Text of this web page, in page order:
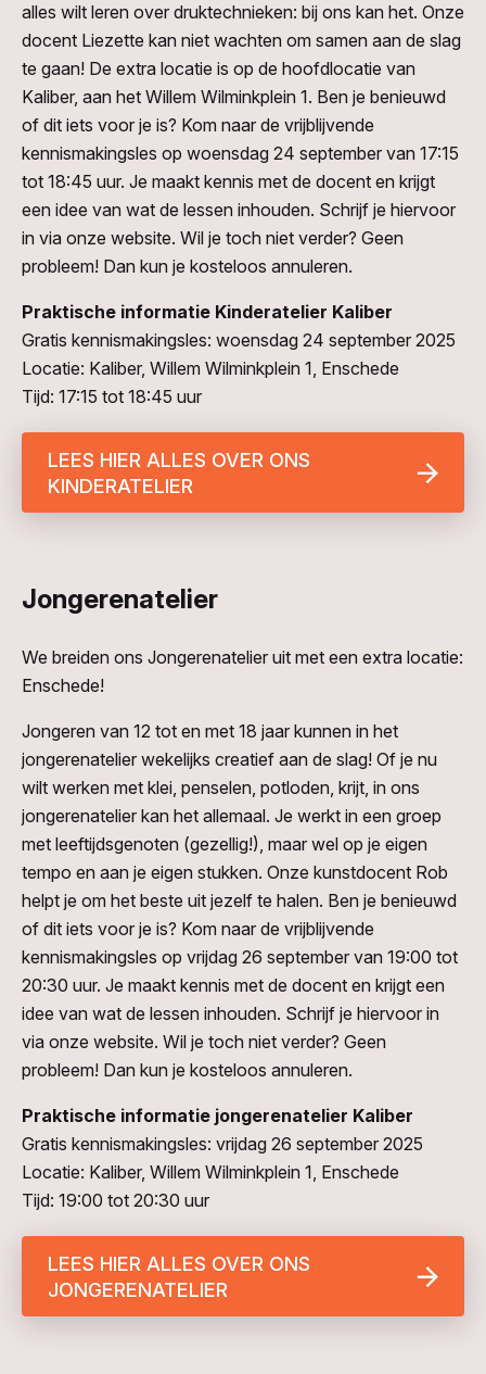
alles wilt leren over druktechnieken: bij ons kan het. Onze
docent Liezette kan niet wachten om samen aan de slag
te gaan! De extra locatie is op de hoofdlocatie van
Kaliber, aan het Willem Wilminkplein 1. Ben je benieuwd
of dit iets voor je is? Kom naar de vrijblijvende
kennismakingsles op woensdag 24 september van 17:15
tot 18:45 uur. Je maakt kennis met de docent en krijgt
een idee van wat de lessen inhouden. Schrijf je hiervoor
in via onze website. Wil je toch niet verder? Geen
probleem! Dan kun je kosteloos annuleren.
Praktische informatie Kinderatelier Kaliber
Gratis kennismakingsles: woensdag 24 september 2025
Locatie: Kaliber, Willem Wilminkplein 1, Enschede
Tijd: 17:15 tot 18:45 uur
LEES HIER ALLES OVER ONS
KINDERATELIER
Jongerenatelier
We breiden ons Jongerenatelier uit met een extra locatie:
Enschede!
Jongeren van 12 tot en met 18 jaar kunnen in het
jongerenatelier wekelijks creatief aan de slag! Of je nu
wilt werken met klei, penselen, potloden, krijt, in ons
jongerenatelier kan het allemaal. Je werkt in een groep
met leeftijdsgenoten (gezellig!), maar wel op je eigen
tempo en aan je eigen stukken. Onze kunstdocent Rob
helpt je om het beste uit jezelf te halen. Ben je benieuwd
of dit iets voor je is? Kom naar de vrijblijvende
kennismakingsles op vrijdag 26 september van 19:00 tot
20:30 uur. Je maakt kennis met de docent en krijgt een
idee van wat de lessen inhouden. Schrijf je hiervoor in
via onze website. Wil je toch niet verder? Geen
probleem! Dan kun je kosteloos annuleren.
Praktische informatie jongerenatelier Kaliber
Gratis kennismakingsles: vrijdag 26 september 2025
Locatie: Kaliber, Willem Wilminkplein 1, Enschede
Tijd: 19:00 tot 20:30 uur
LEES HIER ALLES OVER ONS
JONGERENATELIER